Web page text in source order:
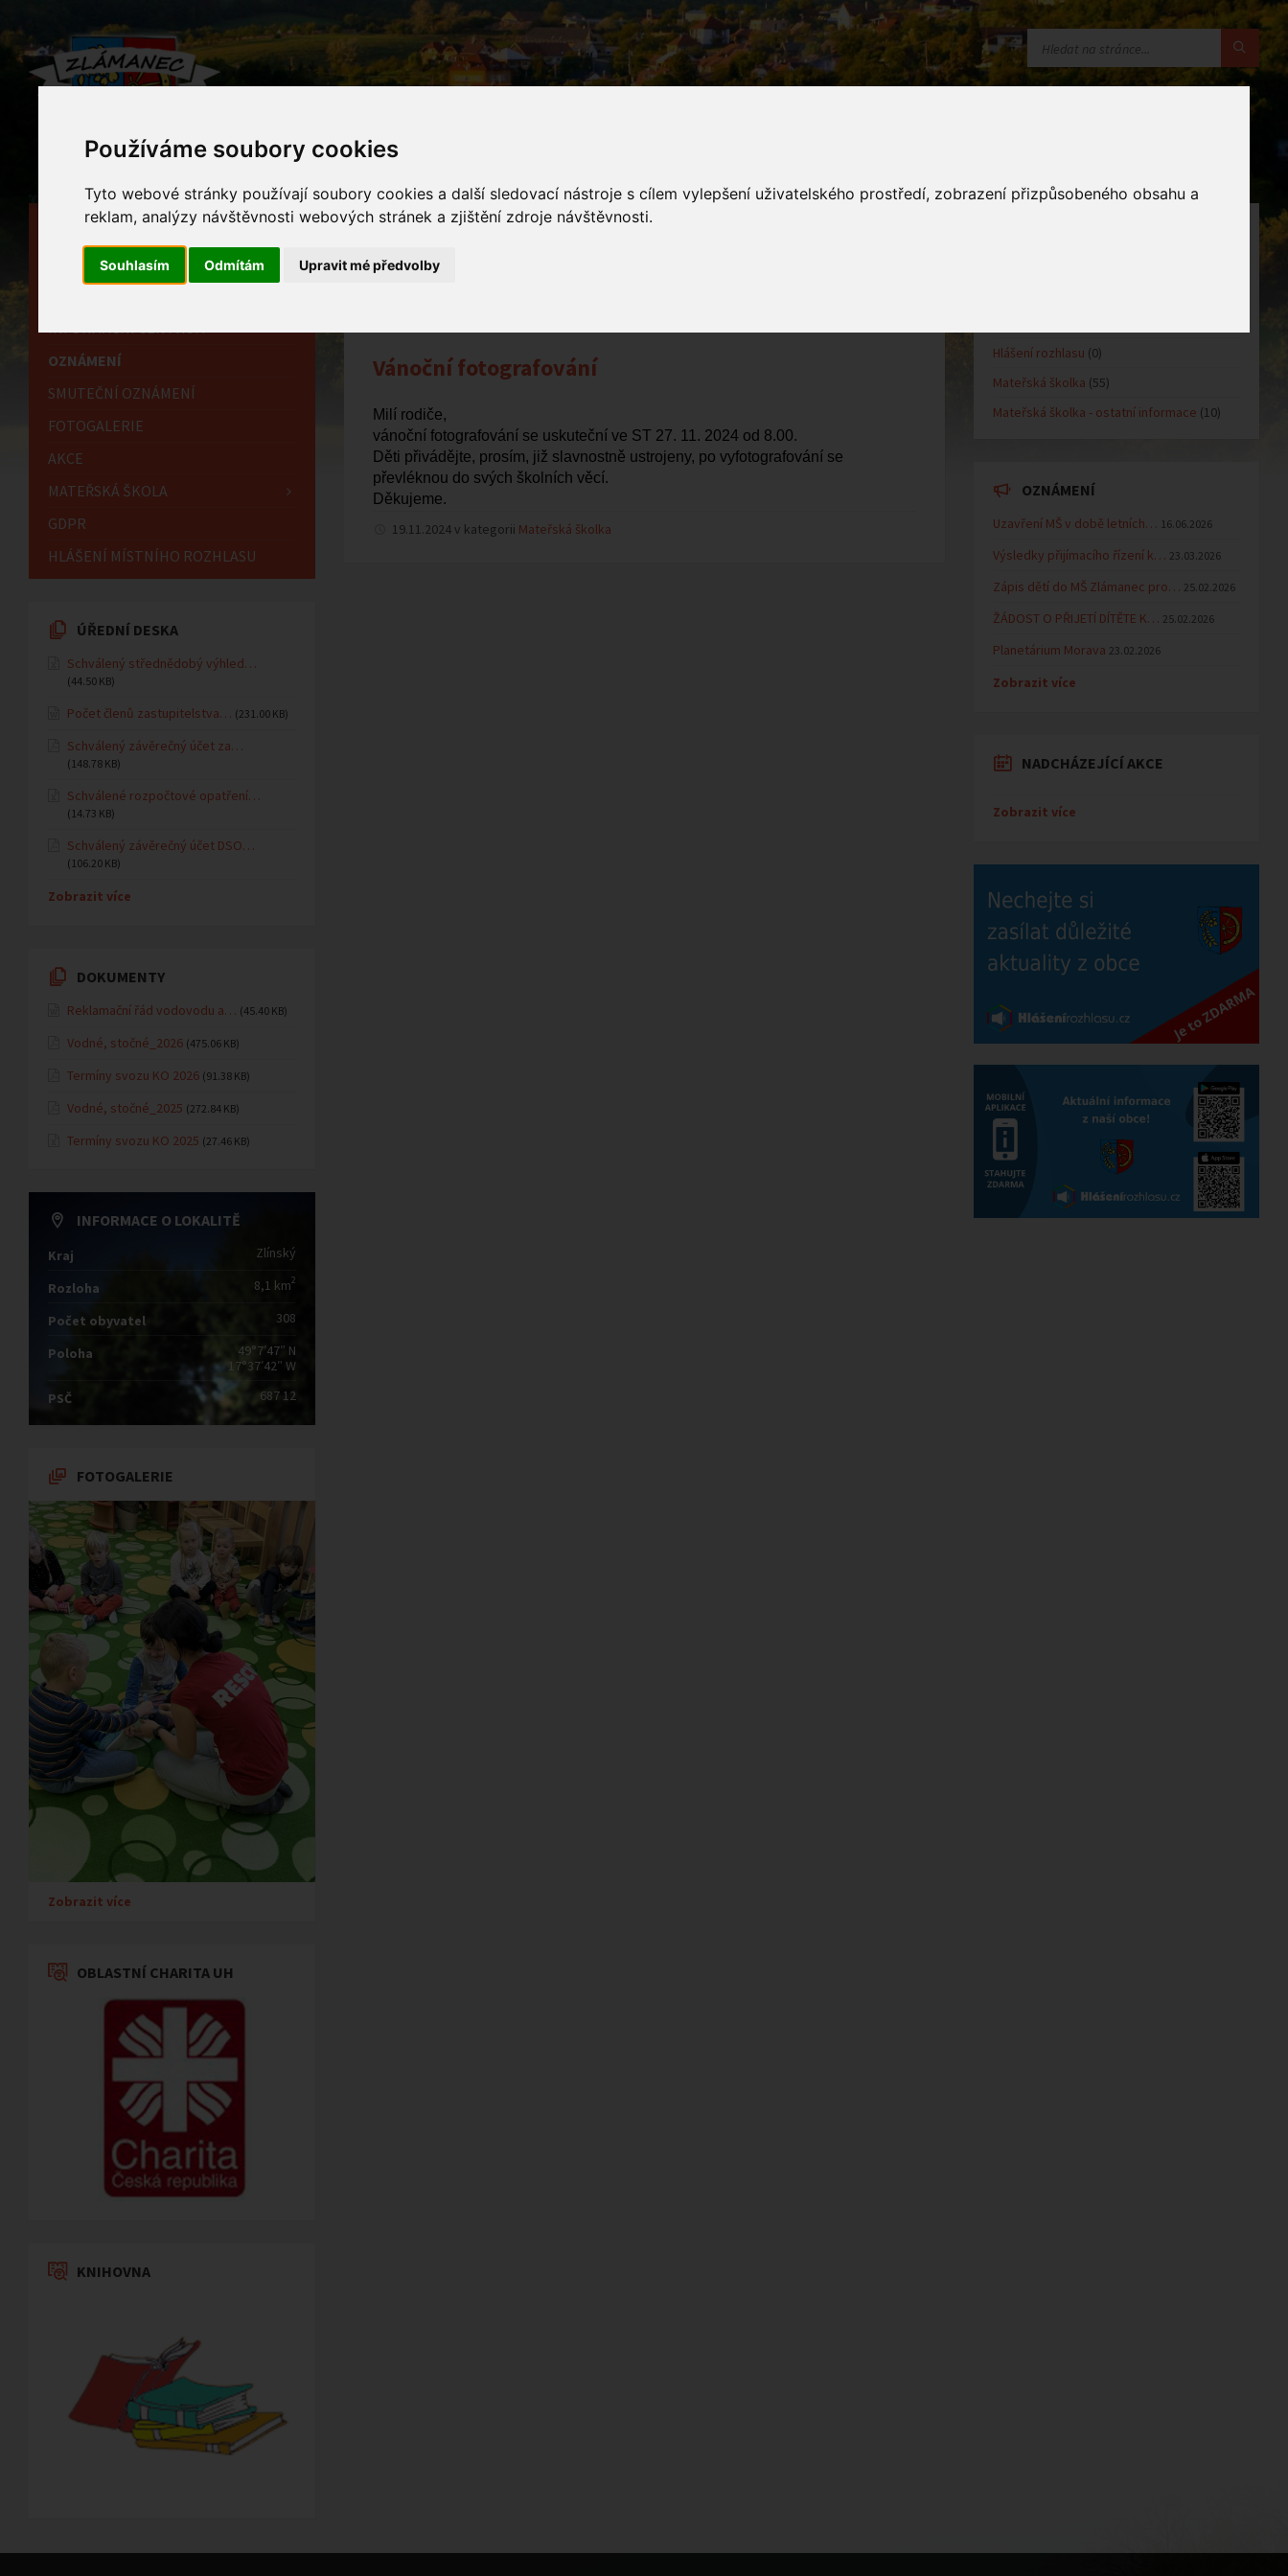
Používáme soubory cookies
Tyto webové stránky používají soubory cookies a další sledovací nástroje s cílem vylepšení uživatelského prostředí, zobrazení přizpůsobeného obsahu a
reklam, analýzy návštěvnosti webových stránek a zjištění zdroje návštěvnosti.
Souhlasím Odmítám Upravit mé předvolby
Vánoční fotografování
Milí rodiče,
vánoční fotografování se uskuteční ve ST 27. 11. 2024 od 8.00.
Děti přivádějte, prosím, již slavnostně ustrojeny, po vyfotografování se
převléknou do svých školních věcí.
Děkujeme.
19.11.2024 v kategorii Mateřská školka
HLAVNÍ STRÁNKA
OBECNÍ ÚŘAD
INFORMAČNÍ CENTRUM
OZNÁMENÍ
SMUTEČNÍ OZNÁMENÍ
FOTOGALERIE
AKCE
MATEŘSKÁ ŠKOLA
GDPR
HLÁŠENÍ MÍSTNÍHO ROZHLASU
ÚŘEDNÍ DESKA
Schválený střednědobý výhled…
(44.50 KB)
Počet členů zastupitelstva… (231.00 KB)
Schválený závěrečný účet za…
(148.78 KB)
Schválené rozpočtové opatření…
(14.73 KB)
Schválený závěrečný účet DSO…
(106.20 KB)
Zobrazit více
DOKUMENTY
Reklamační řád vodovodu a… (45.40 KB)
Vodné, stočné_2026 (475.06 KB)
Termíny svozu KO 2026 (91.38 KB)
Vodné, stočné_2025 (272.84 KB)
Termíny svozu KO 2025 (27.46 KB)
INFORMACE O LOKALITĚ
Kraj Zlínský
Rozloha 8,1 km2
Počet obyvatel 308
Poloha
49°7′47″ N
17°37′42″ W
PSČ
687 12
FOTOGALERIE
Zobrazit více
OBLASTNÍ CHARITA UH
KNIHOVNA
Hlášení rozhlasu (0)
Mateřská školka (55)
Mateřská školka - ostatní informace (10)
OZNÁMENÍ
Uzavření MŠ v době letních… 16.06.2026
Výsledky přijímacího řízení k… 23.03.2026
Zápis dětí do MŠ Zlámanec pro… 25.02.2026
ŽÁDOST O PŘIJETÍ DÍTĚTE K… 25.02.2026
Planetárium Morava 23.02.2026
Zobrazit více
NADCHÁZEJÍCÍ AKCE
Zobrazit více